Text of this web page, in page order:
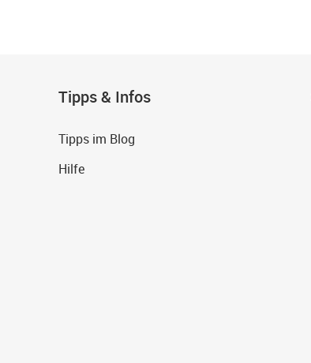
Tipps & Infos
Tipps im Blog
Hilfe